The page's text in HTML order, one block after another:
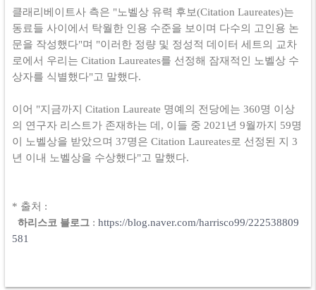
클래리베이트사 측은 "노벨상 유력 후보(Citation Laureates)는
동료들 사이에서 탁월한 인용 수준을 보이며 다수의 고인용 논
문을 작성했다"며 "이러한 정량 및 정성적 데이터 세트의 교차
로에서 우리는 Citation Laureates를 선정해 잠재적인 노벨상 수
상자를 식별했다"고 말했다.
이어 "지금까지 Citation Laureate 명예의 전당에는 360명 이상
의 연구자 리스트가 존재하는 데, 이들 중 2021년 9월까지 59명
이 노벨상을 받았으며 37명은 Citation Laureates로 선정된 지 3
년 이내 노벨상을 수상했다"고 말했다.
* 출처 :
하리스코 블로그 : https://blog.naver.com/harrisco99/222538809
581